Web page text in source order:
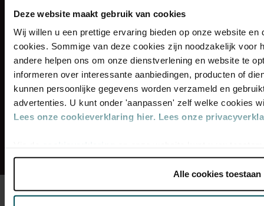
Deze website maakt gebruik van cookies
Wij willen u een prettige ervaring bieden op onze website en
cookies. Sommige van deze cookies zijn noodzakelijk voor
andere helpen ons om onze dienstverlening en website te
informeren over interessante aanbiedingen, producten of
kunnen persoonlijke gegevens worden verzameld en
advertenties. U kunt onder 'aanpassen' zelf welke cookies
Lees onze cookieverklaring hier. Lees onze
intrekken.
Alle cookies toestaan
Concertvrienden en Entrée
Maandblad Preludium
Vacatures
Contact
Disclaimer Privacy Cookieverklaring